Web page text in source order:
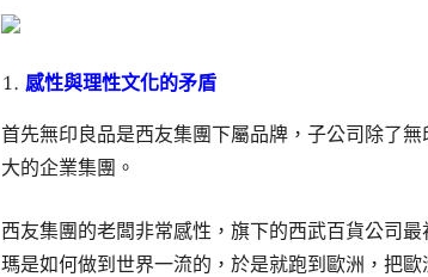
感性與理性文化的矛盾
首先無印良品是西友集團下屬品牌，子公司除了
大的企業集團。
西友集團的老闆非常感性，旗下的西武百貨公司
瑪是如何做到世界一流的，於是就跑到歐洲，把